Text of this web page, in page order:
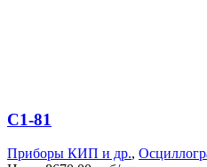
С1-81
Приборы КИП и др.,